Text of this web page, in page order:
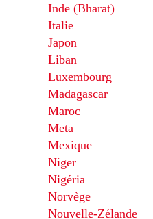
Inde (Bharat)
Italie
Japon
Liban
Luxembourg
Madagascar
Maroc
Meta
Mexique
Niger
Nigéria
Norvège
Nouvelle-Zélande